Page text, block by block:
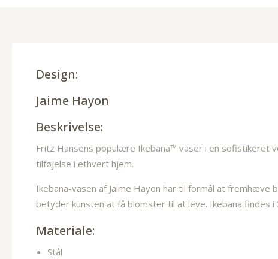
Design:
Jaime Hayon
Beskrivelse:
Fritz Hansens populære Ikebana™ vaser i en sofistikeret
tilføjelse i ethvert hjem.
Ikebana-vasen af Jaime Hayon har til formål at
betyder kunsten at få blomster til at leve. Ikebana findes
Materiale:
Stål